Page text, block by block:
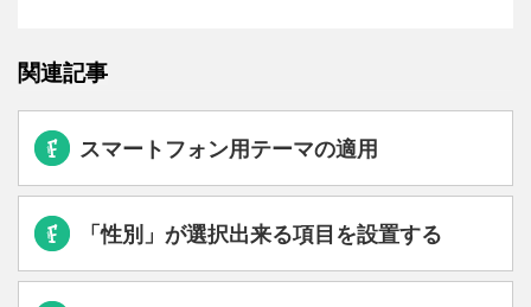
関連記事
スマートフォン用テーマの適用
「性別」が選択出来る項目を設置する